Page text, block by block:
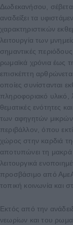
Δωδεκανήσου, σέβεται
αναδείξει τα
χαρακτηριστικών
λειτουργία των
σημαντικές
ρωμαϊκά χρόνια έως
επισκέπτη
οποίες συνίστανται
πληροφοριακό υλικό,
θεματικές ενότητες
των αφηγητών
περιβάλλον, όπου
χώρος στην καρδιά
αποτυπώνει τη μακρά
λειτουργικά
προσβάσιμο από
τοπική κοινωνία και
Εκτός από την
νεωρίων και του